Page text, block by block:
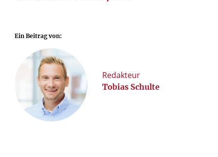
Ein Beitrag von:
Redakteur
Tobias Schulte